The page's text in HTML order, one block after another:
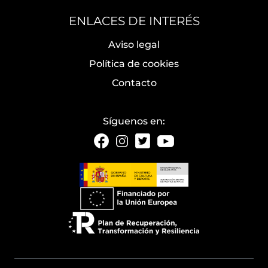
ENLACES DE INTERÉS
Aviso legal
Política de cookies
Contacto
Síguenos en: